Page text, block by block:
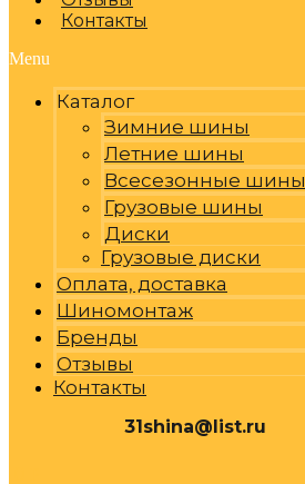
Контакты
Menu
Каталог
Зимние шины
Летние шины
Всесезонные шины
Грузовые шины
Диски
Грузовые диски
Оплата, доставка
Шиномонтаж
Бренды
Отзывы
Контакты
31shina@list.ru